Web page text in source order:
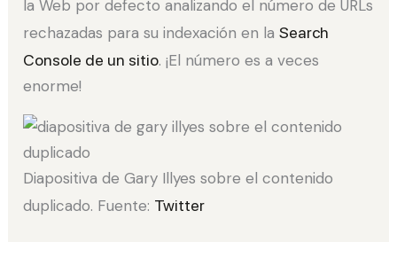
la Web por defecto analizando el número de URLs
rechazadas para su indexación en laSearch
Console de un sitio. ¡El número es a veces
enorme!
Diapositiva de Gary Illyes sobre el contenido
duplicado. Fuente: Twitter